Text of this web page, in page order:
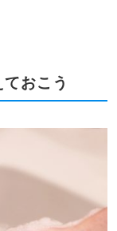
おこう